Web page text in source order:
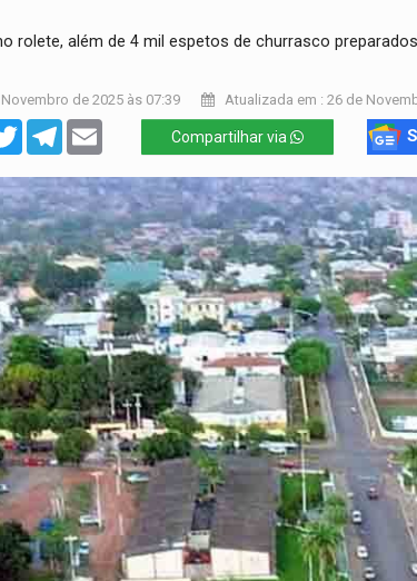
rolete, além de 4 mil espetos de churrasco
de 2025 às 07:39 Atualizada em : 26 de
TwitterTelegram Compartilhar via